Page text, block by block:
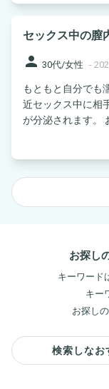
セックス中の膣
person 30代/女性 -
もともと自分でも
近セックス中に相
が分泌されます。
お探し
キーワード
キー
お探し
検索しなお